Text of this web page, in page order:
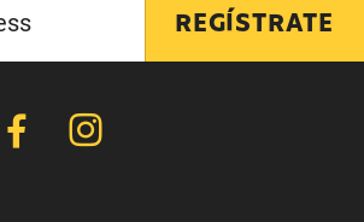
REGÍSTRATE